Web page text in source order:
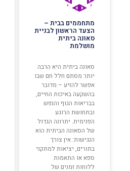
מתחממים בבית –
הצעד הראשון לבניית
סאונה ביתית
מושלמת
סאונה ביתית היא הרבה
יותר מסתם חלל חם שבו
אפשר להזיע – מדובר
בהשקעה באיכות החיים,
בבריאות הגוף והנפש
ובתחושת הרוגע
הפנימית. יתרונה הגדול
של הסאונה הביתית הוא
הנגישות: אין צורך
בתורים, יציאות למתקני
ספא או התאמות
ללוחות זמנים של